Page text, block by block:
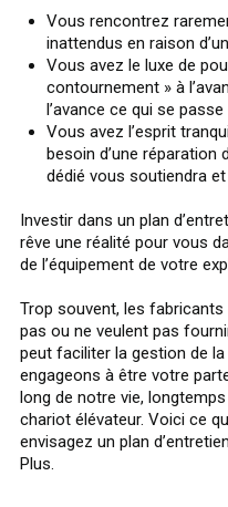
Vous rencontrez
inattendus en raison
Vous avez le luxe de
contournement » à
l’avance ce qui se passe
Vous avez l’esprit
besoin d’une réparation
dédié vous soutiendra
Investir dans un plan
rêve une réalité pour vous
de l’équipement de votre
Trop souvent, les
pas ou ne veulent pas
peut faciliter la gestion de
engageons à être votre
long de notre vie,
chariot élévateur. Voici ce
envisagez un plan
Plus.